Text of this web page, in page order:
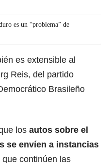
es un “problema” de
es extensible al
Reis, del partido
Brasileño
los autos sobre el
se envíen a instancias
continúen las